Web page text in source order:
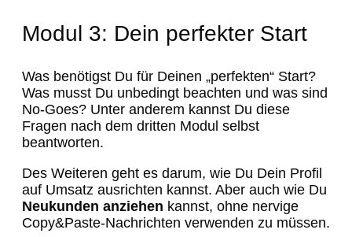
Modul 3: Dein perfekter Start
Was benötigst Du für Deinen „perfekten“ Start?
Was musst Du unbedingt beachten und was sind
No-Goes? Unter anderem kannst Du diese
Fragen nach dem dritten Modul selbst
beantworten.
Des Weiteren geht es darum, wie Du Dein Profil
auf Umsatz ausrichten kannst. Aber auch wie Du
Neukunden anziehen kannst, ohne nervige
Copy&Paste-Nachrichten verwenden zu müssen.